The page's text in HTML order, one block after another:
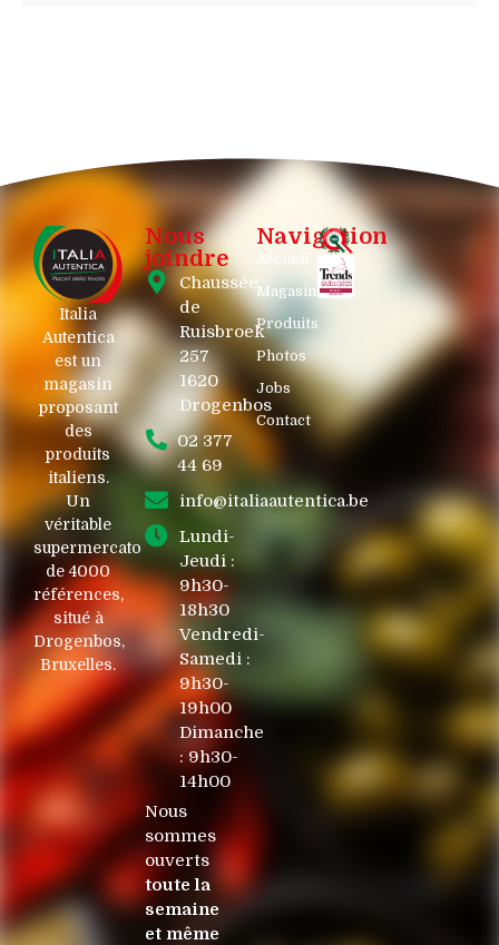
Italia
Autentica
est un
magasin
proposant
des
produits
italiens.
Un
véritable
supermercato
de 4000
références,
situé à
Drogenbos,
Bruxelles.
Nous
joindre
Chaussée
de
Ruisbroek
257
1620
Drogenbos
02 377
44 69
info@italiaautentica.be
Lundi-
Jeudi :
9h30-
18h30
Vendredi-
Samedi :
9h30-
19h00
Dimanche
: 9h30-
14h00
Nous
sommes
ouverts
toute la
semaine
et même
Navigation
Accueil
Magasin
Produits
Photos
Jobs
Contact